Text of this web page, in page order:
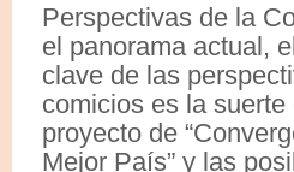
Perspectivas de la
el panorama actual,
clave de las
comicios es la suerte
proyecto de
Mejor País” y las